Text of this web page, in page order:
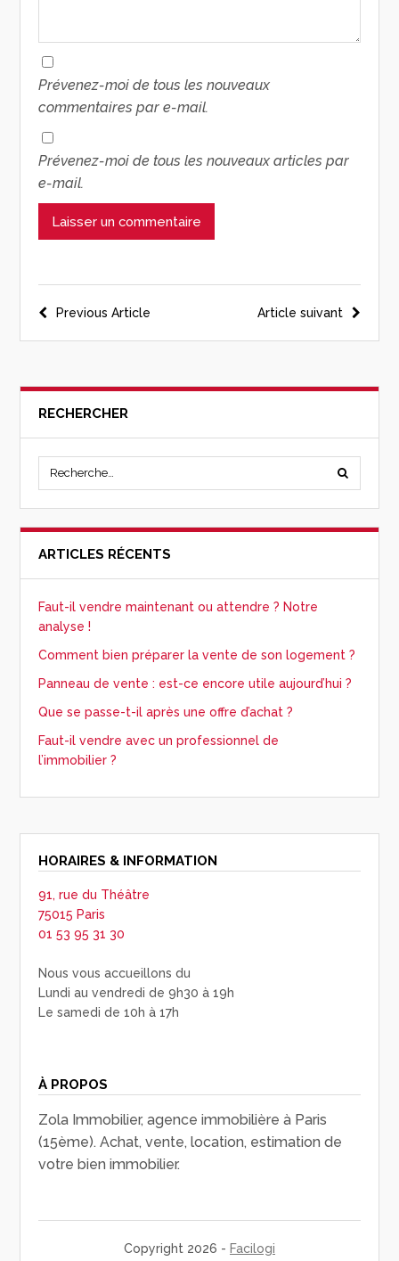
Prévenez-moi de tous les nouveaux
commentaires par e-mail.
Prévenez-moi de tous les nouveaux articles par
e-mail.
Article suivant
Previous Article
RECHERCHER
ARTICLES RÉCENTS
Faut-il vendre maintenant ou attendre ? Notre
analyse !
Comment bien préparer la vente de son logement ?
Panneau de vente : est-ce encore utile aujourd’hui ?
Que se passe-t-il après une offre d’achat ?
Faut-il vendre avec un professionnel de
l’immobilier ?
HORAIRES & INFORMATION
91, rue du Théâtre
75015 Paris
01 53 95 31 30
Nous vous accueillons du
Lundi au vendredi de 9h30 à 19h
Le samedi de 10h à 17h
À PROPOS
Zola Immobilier, agence immobilière à Paris
(15ème). Achat, vente, location, estimation de
votre bien immobilier.
Copyright 2026 - Facilogi